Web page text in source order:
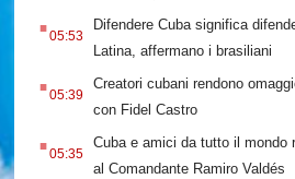
.05:53
Difendere Cuba significa
Latina, affermano i brasiliani
.05:39
Creatori cubani rendono
con Fidel Castro
.05:35
Cuba e amici da tutto il mondo
al Comandante Ramiro Valdés